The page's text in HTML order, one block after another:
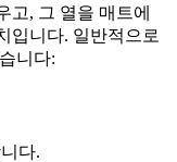
고, 그 열을 매트에
입니다. 일반적으로
니다:
다.